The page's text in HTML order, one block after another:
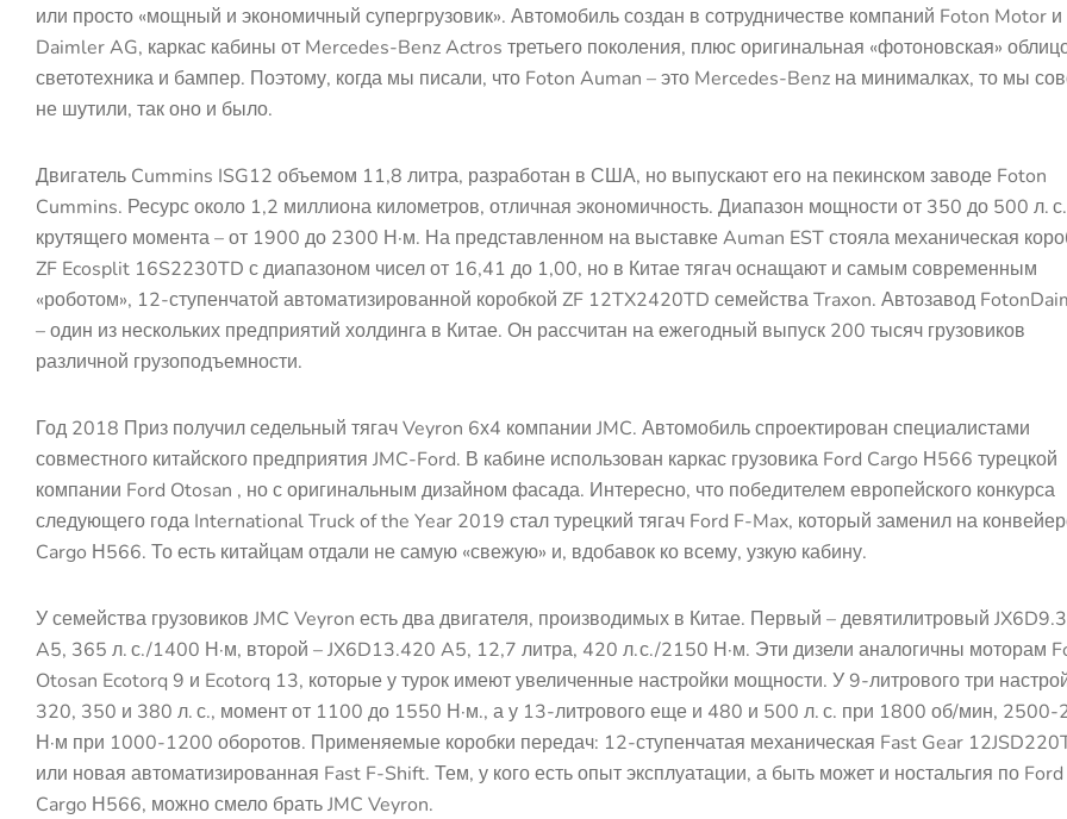
или просто «мощный и экономичный супергрузовик». Автомобиль создан в сотрудничестве компаний Foton Motor и
Daimler AG, каркас кабины от Mercedes-Benz Actros третьего поколения, плюс оригинальная «фотоновская»
светотехника и бампер. Поэтому, когда мы писали, что Foton Auman – это Mercedes-Benz на минималках, то мы
не шутили, так оно и было.
Двигатель Cummins ISG12 объемом 11,8 литра, разработан в США, но выпускают его на пекинском заводе Foton
Cummins. Ресурс около 1,2 миллиона километров, отличная экономичность. Диапазон мощности от 350 до 500 л.
крутящего момента – от 1900 до 2300 Н·м. На представленном на выставке Auman EST стояла механическая
ZF Ecosplit 16S2230TD с диапазоном чисел от 16,41 до 1,00, но в Китае тягач оснащают и самым современным
«роботом», 12-ступенчатой автоматизированной коробкой ZF 12TX2420TD семейства Traxon. Автозавод
– один из нескольких предприятий холдинга в Китае. Он рассчитан на ежегодный выпуск 200 тысяч грузовиков
различной грузоподъемности.
Год 2018 Приз получил седельный тягач Veyron 6х4 компании JMC. Автомобиль спроектирован специалистами
совместного китайского предприятия JMC-Ford. В кабине использован каркас грузовика Ford Cargo Н566 турецкой
компании Ford Otosan , но с оригинальным дизайном фасада. Интересно, что победителем европейского конкурса
следующего года International Truck of the Year 2019 стал турецкий тягач Ford F-Max, который заменил на
Cargo Н566. То есть китайцам отдали не самую «свежую» и, вдобавок ко всему, узкую кабину.
У семейства грузовиков JMC Veyron есть два двигателя, производимых в Китае. Первый – девятилитровый
A5, 365 л. с./1400 Н·м, второй – JX6D13.420 A5, 12,7 литра, 420 л. с./2150 Н·м. Эти дизели аналогичны моторам
Otosan Ecotorq 9 и Ecotorq 13, которые у турок имеют увеличенные настройки мощности. У 9-литрового три
320, 350 и 380 л. с., момент от 1100 до 1550 Н·м., а у 13-литрового еще и 480 и 500 л. с. при 1800 об/мин, 2500-
Н·м при 1000-1200 оборотов. Применяемые коробки передач: 12-ступенчатая механическая Fast Gear
или новая автоматизированная Fast F-Shift. Тем, у кого есть опыт эксплуатации, а быть может и ностальгия по Ford
Cargo Н566, можно смело брать JMC Veyron.